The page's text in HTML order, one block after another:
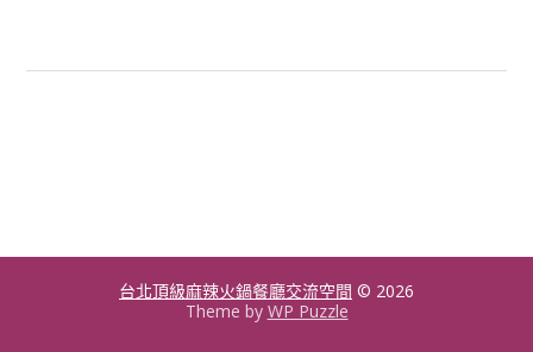
台北頂級麻辣火鍋餐廳交流空間 © 2026
Theme by WP Puzzle